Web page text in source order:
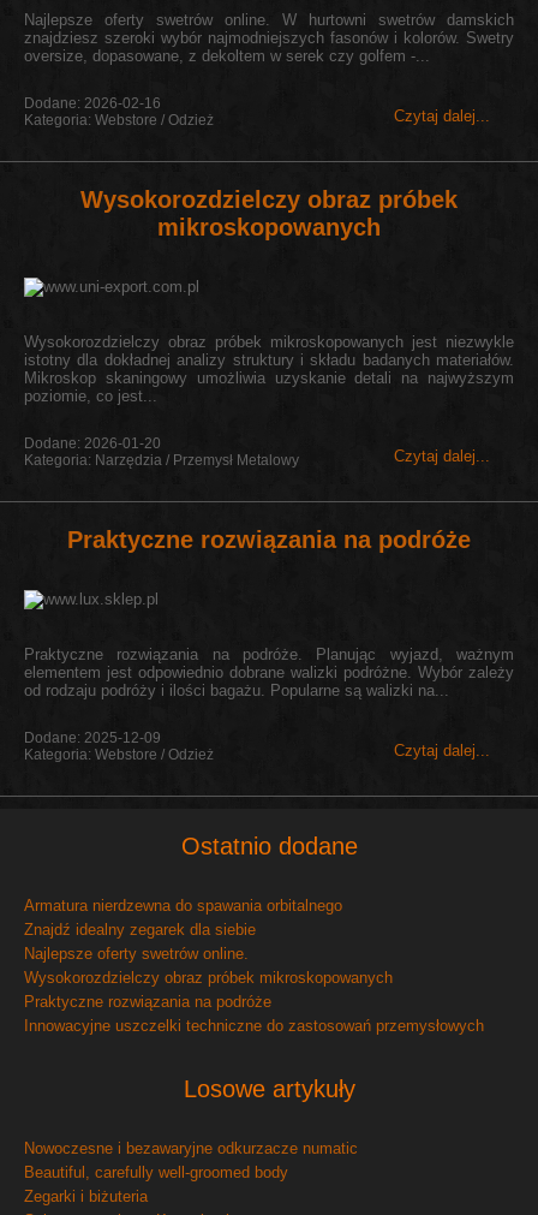
Najlepsze oferty swetrów online. W hurtowni swetrów damskich
znajdziesz szeroki wybór najmodniejszych fasonów i kolorów. Swetry
oversize, dopasowane, z dekoltem w serek czy golfem -...
Czytaj dalej...
Dodane: 2026-02-16
Kategoria: Webstore / Odzież
Wysokorozdzielczy obraz próbek
mikroskopowanych
Wysokorozdzielczy obraz próbek mikroskopowanych jest niezwykle
istotny dla dokładnej analizy struktury i składu badanych materiałów.
Mikroskop skaningowy umożliwia uzyskanie detali na najwyższym
poziomie, co jest...
Czytaj dalej...
Dodane: 2026-01-20
Kategoria: Narzędzia / Przemysł Metalowy
Praktyczne rozwiązania na podróże
Praktyczne rozwiązania na podróże. Planując wyjazd, ważnym
elementem jest odpowiednio dobrane walizki podróżne. Wybór zależy
od rodzaju podróży i ilości bagażu. Popularne są walizki na...
Czytaj dalej...
Dodane: 2025-12-09
Kategoria: Webstore / Odzież
Ostatnio dodane
Armatura nierdzewna do spawania orbitalnego
Znajdź idealny zegarek dla siebie
Najlepsze oferty swetrów online.
Wysokorozdzielczy obraz próbek mikroskopowanych
Praktyczne rozwiązania na podróże
Innowacyjne uszczelki techniczne do zastosowań przemysłowych
Losowe artykuły
Nowoczesne i bezawaryjne odkurzacze numatic
Beautiful, carefully well-groomed body
Zegarki i biżuteria